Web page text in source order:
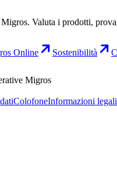
Valuta i prodotti,
Online Sostenibilità
Migros
ColofoneInformazioni legali